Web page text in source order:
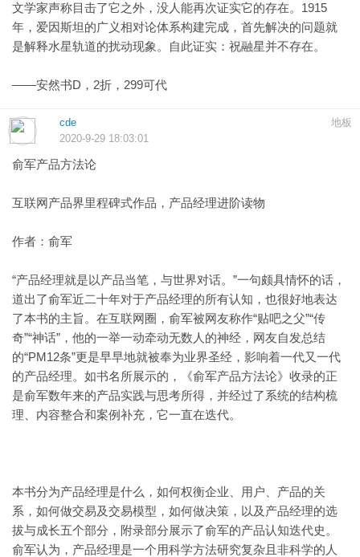
文学家声称目击了它之外，没人能再次证实它的存在。1915
年，爱因斯坦的广义相对论体系构建完成，首先解决的问题就
是解释水星轨道的扰动现象。自此证实：祝融星并不存在。
——安然书D，2折，299可代
地板
cde
2020-9-29 18:03:01
俞军产品方法论
互联网产品界里程碑式作品，产品经理进阶读物
作者：俞军
“产品经理就是以产品当笔，与世界对话。”一句颇具情怀的话，
道出了俞军近二十年对于产品经理的所有认知，也很好地表达
了本书的主旨。在互联网圈，俞军被网友称作“贴吧之父”“传
奇”“神话”，他的一举一动牵动无数人的神经，网友自发总结
的“PM12条”更是早早地就被奉为业界圣经，影响着一代又一代
的产品经理。如书名所展示的，《俞军产品方法论》收录的正
是俞军数年来的产品实践与思考所得，并经过了系统的结构梳
理、内容整合和案例补充，它一直在迭代。
本书分为产品经理是什么，如何权衡企业、用户、产品的关
系，如何做交易及交易模型，如何做决策，以及产品经理的选
拔与成长五个部分，附录部分展示了俞军的产品认知迭代史。
俞军认为，产品经理是一个用科学方法研究复杂且非科学的人